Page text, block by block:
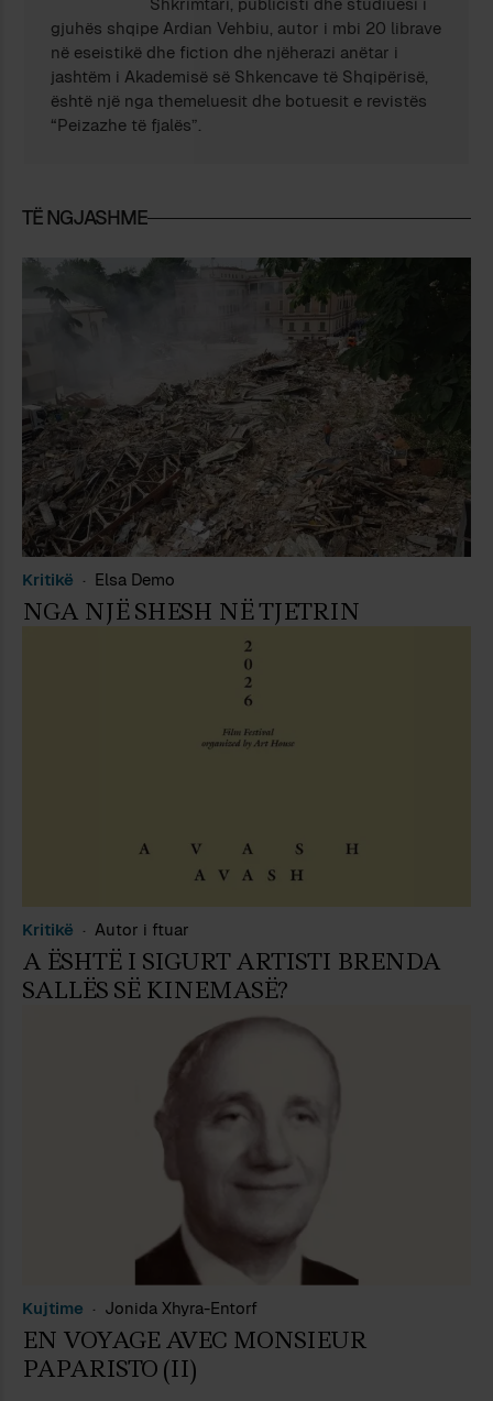
gjuhës shqipe Ardian Vehbiu, autor i mbi 20 librave
në eseistikë dhe fiction dhe njëherazi anëtar i
jashtëm i Akademisë së Shkencave të Shqipërisë,
është një nga themeluesit dhe botuesit e revistës
“Peizazhe të fjalës”.
TË NGJASHME
Kritikë Elsa Demo
NGA NJË SHESH NË TJETRIN
Kritikë Autor i ftuar
A ËSHTË I SIGURT ARTISTI BRENDA
SALLËS SË KINEMASË?
Kujtime Jonida Xhyra-Entorf
EN VOYAGE AVEC MONSIEUR
PAPARISTO (II)